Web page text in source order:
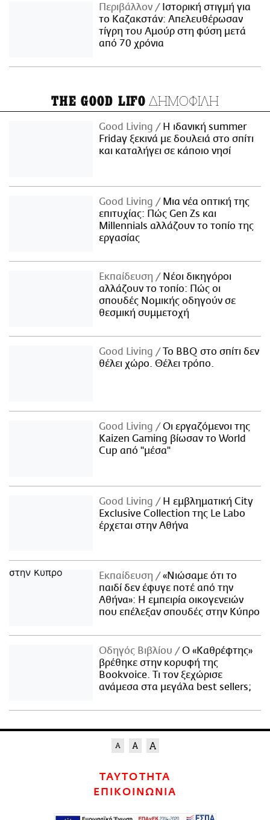
Περιβάλλον
Ιστορική στιγμή για
το Καζακστάν: Απελευθέρωσαν
τίγρη του Αμούρ στη φύση μετά
από 70 χρόνια
THE GOOD LIFO ΔΗΜΟΦΙΛΗ
Good Living
Η ιδανική summer
Friday ξεκινά με δουλειά στο σπίτι
και καταλήγει σε κάποιο νησί
Good Living
Μια νέα οπτική της
επιτυχίας: Πώς Gen Zs και
Millennials αλλάζουν το τοπίο της
εργασίας
Εκπαίδευση
Νέοι δικηγόροι
αλλάζουν το τοπίο: Πώς οι
σπουδές Νομικής οδηγούν σε
θεσμική συμμετοχή
Good Living
Το BBQ στο σπίτι δεν
θέλει χώρο. Θέλει τρόπο.
Good Living
Οι εργαζόμενοι της
Kaizen Gaming βίωσαν το World
Cup από "μέσα"
Good Living
Η εμβληματική City
Exclusive Collection της Le Labo
έρχεται στην Αθήνα
Εκπαίδευση
«Νιώσαμε ότι το
παιδί δεν έφυγε ποτέ από την
Αθήνα»: Η εμπειρία οικογενειών
που επέλεξαν σπουδές στην Κύπρο
Οδηγός Βιβλίου
Ο «Καθρέφτης»
βρέθηκε στην κορυφή της
Bookvoice. Τι τον ξεχώρισε
ανάμεσα στα μεγάλα best sellers;
ΤΑΥΤΟΤΗΤΑ
ΕΠΙΚΟΙΝΩΝΙΑ